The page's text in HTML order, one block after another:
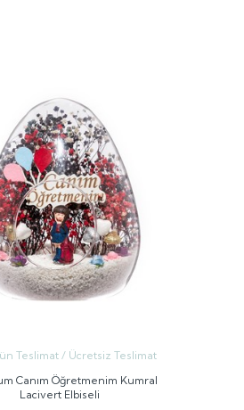
Teslimat / Ücretsiz Teslimat
Canım Öğretmenim Kumral
Lacivert Elbiseli